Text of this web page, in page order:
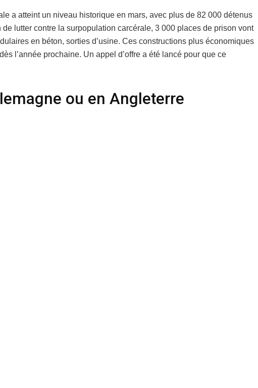
a atteint un niveau historique en mars, avec plus de 82 000 détenus
lutter contre la surpopulation carcérale, 3 000 places de prison vont
en béton, sorties d’usine. Ces constructions plus économiques
l’année prochaine. Un appel d’offre a été lancé pour que ce
ou en Angleterre